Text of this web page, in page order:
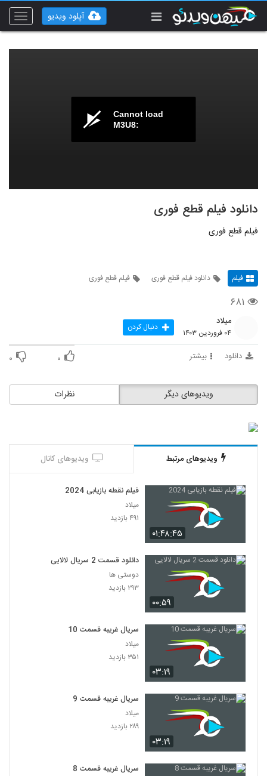
Toggle
آپلود ویدیو
Cannot load
M3U8:
دانلود فیلم قطع فوری
فیلم قطع فوری
فیلم دانلود فیلم قطع فوری فیلم قطع فوری
۶۸۱
میلاد
۰۴ فروردین ۱۴۰۳ دنبال کردن
دانلود بیشتر ۰ ۰
نظرات ویدیوهای دیگر
ویدیوهای مرتبط ویدیوهای کانال
۰۱:۴۸:۴۵
فیلم نقطه بازیابی 2024
میلاد
۴۹۱ بازدید
۰۰:۵۹
دانلود قسمت 2 سریال لالایی
دوستی ها
۲۹۳ بازدید
۰۳:۱۹
سریال غریبه قسمت 10
میلاد
۳۵۱ بازدید
۰۳:۱۹
سریال غریبه قسمت 9
میلاد
۲۸۹ بازدید
سریال غریبه قسمت 8